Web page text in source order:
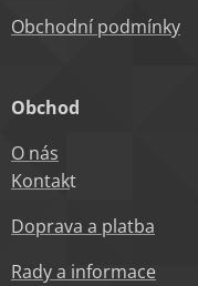
Obchodní podmínky
Obchod
O nás
Kontakt
Doprava a platba
Rady a informace